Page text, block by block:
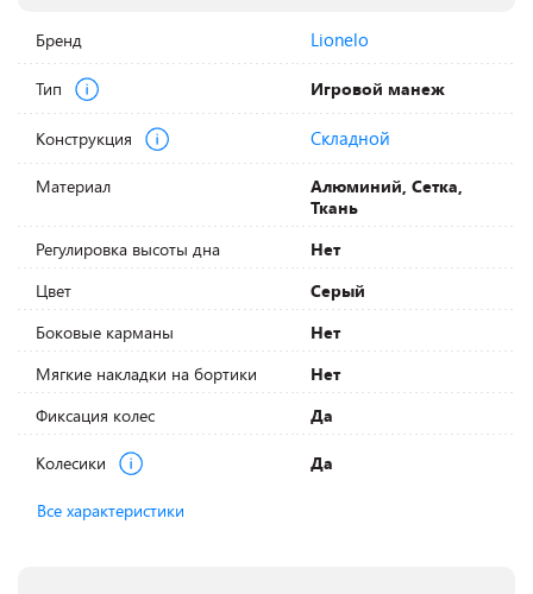
Бренд Lionelo
Тип Игровой манеж
Конструкция Складной
Материал
Алюминий, Сетка,
Ткань
Регулировка высоты дна
Нет
Цвет
Серый
Боковые карманы
Нет
Мягкие накладки на бортики
Нет
Фиксация колес
Да
Колесики Да
Все характеристики